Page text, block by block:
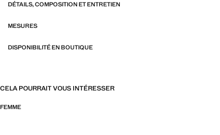
DÉTAILS, COMPOSITION ET ENTRETIEN
MESURES
DISPONIBILITÉ EN BOUTIQUE
CELA POURRAIT VOUS INTÉRESSER
FEMME